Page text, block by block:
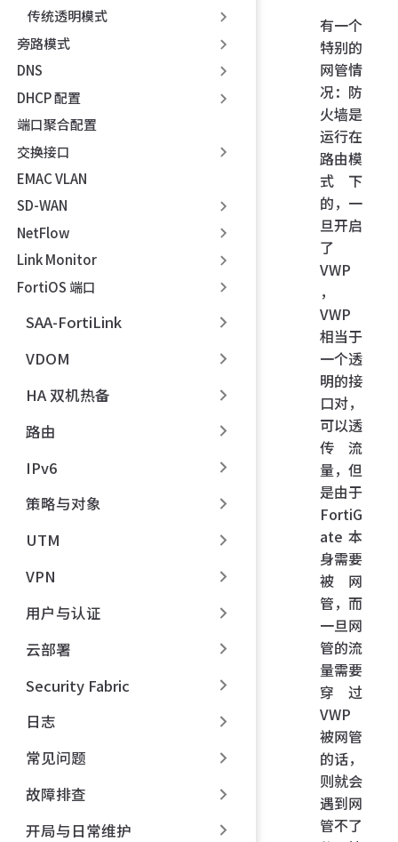
传统透明模式
旁路模式
DNS
DHCP 配置
端口聚合配置
交换接口
EMAC VLAN
SD-WAN
NetFlow
Link Monitor
FortiOS 端口
SAA-FortiLink
VDOM
HA 双机热备
路由
IPv6
策略与对象
UTM
VPN
用户与认证
云部署
Security Fabric
日志
常见问题
故障排查
开局与日常维护
有一个
特别的
网管情
况：防
火墙是
运行在
路由模
式下
的，一
旦开启
了
VWP
，
VWP
相当于
一个透
明的接
口对，
可以透
传流
量，但
是由于
FortiG
ate 本
身需要
被网
管，而
一旦网
管的流
量需要
穿过
VWP
被网管
的话，
则就会
遇到网
管不了